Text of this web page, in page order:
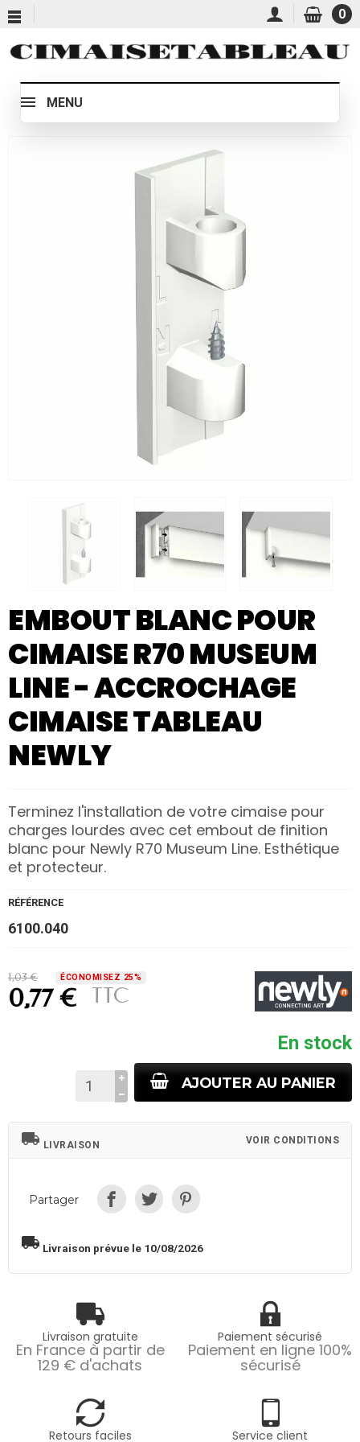
0
MENU
EMBOUT BLANC POUR
CIMAISE R70 MUSEUM
LINE - ACCROCHAGE
CIMAISE TABLEAU
NEWLY
Terminez l'installation de votre cimaise pour
charges lourdes avec cet embout de finition
blanc pour Newly R70 Museum Line. Esthétique
et protecteur.
RÉFÉRENCE
6100.040
1,03 € ÉCONOMISEZ 25%
0,77 € TTC
En stock
AJOUTER AU PANIER
local_shipping LIVRAISON VOIR CONDITIONS
Partager
local_shipping Livraison prévue le 10/08/2026
Livraison gratuite
En France à partir de
129 € d'achats
Paiement sécurisé
Paiement en ligne 100%
sécurisé
Retours faciles Service client